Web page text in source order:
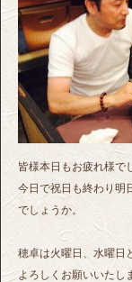
皆様本日もお疲れ様で
今日で祝日も終わり明
でしょうか。
穂卓は火曜日、水曜日
よろしくお願いいたし